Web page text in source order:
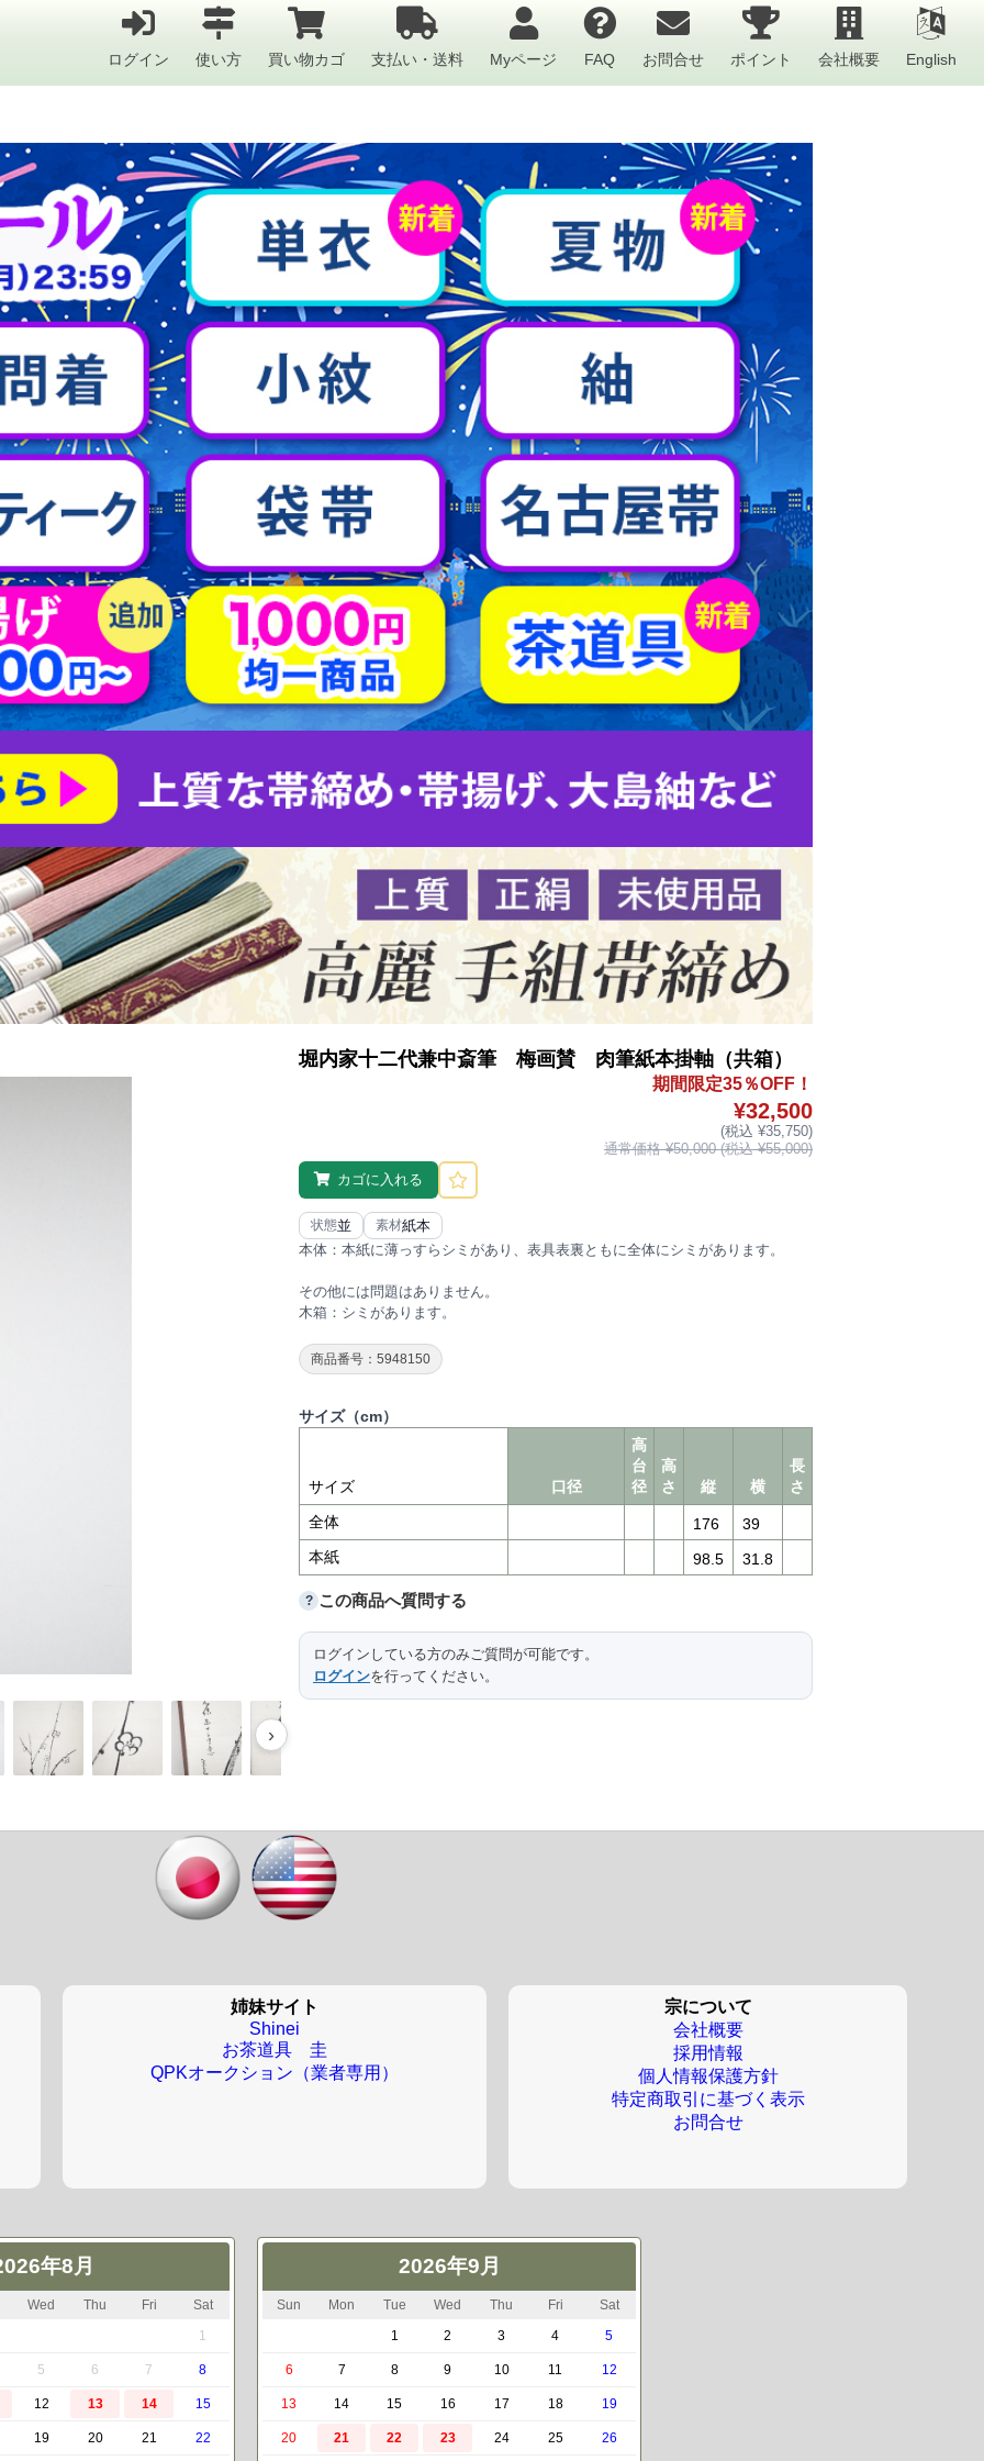
ログイン 使い方 買い物カゴ 支払い・送料 Myページ FAQ お問合せ ポイント 会社概要 English
›
堀内家十二代兼中斎筆 梅画賛 肉筆紙本掛軸（共箱）
期間限定35％OFF！
¥32,500
(税込 ¥35,750)
通常価格 ¥50,000 (税込 ¥55,000)
カゴに入れる
状態並 素材紙本
本体：本紙に薄っすらシミがあり、表具表裏ともに全体にシミがあります。
その他には問題はありません。
木箱：シミがあります。
商品番号：5948150
サイズ（cm）
サイズ 口径
高
台
径
高
さ
縦 横
長
さ
全体
176
39
本紙
98.5 31.8
? この商品へ質問する
ログインしている方のみご質問が可能です。
ログインを行ってください。
姉妹サイト
Shinei
お茶道具 圭
QPKオークション（業者専用）
宗について
会社概要
採用情報
個人情報保護方針
特定商取引に基づく表示
お問合せ
年8月
Wed Thu Fri
Sat
1
5 6 7 8
12 13 14 15
19 20 21 22
2026年9月
Sun Mon Tue Wed Thu Fri
Sat
1
2 3 4 5
6 7 8 9 10 11 12
13 14 15 16 17 18 19
20 21 22 23 24 25 26